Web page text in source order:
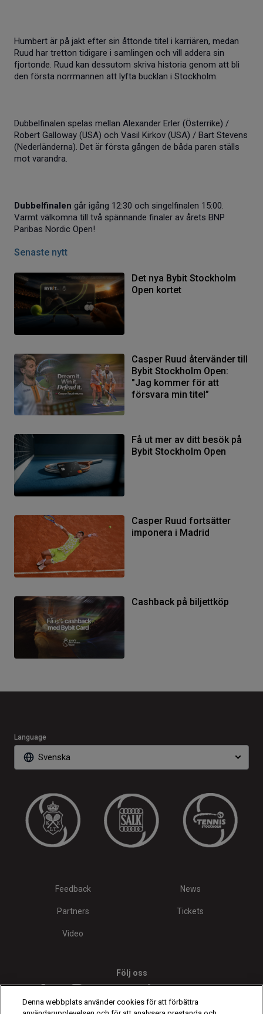
Humbert är på jakt efter sin åttonde titel i karriären, medan
Ruud har tretton tidigare i samlingen och vill addera sin
fjortonde. Ruud kan dessutom skriva historia genom att bli
den första norrmannen att lyfta bucklan i Stockholm.
Dubbelfinalen spelas mellan Alexander Erler (Österrike) /
Robert Galloway (USA) och Vasil Kirkov (USA) / Bart Stevens
(Nederländerna). Det är första gången de båda paren ställs
mot varandra.
Dubbelfinalen går igång 12:30 och singelfinalen 15:00.
Varmt välkomna till två spännande finaler av årets BNP
Paribas Nordic Open!
Senaste nytt
Det nya Bybit Stockholm
Open kortet
Casper Ruud återvänder till
Bybit Stockholm Open:
"Jag kommer för att
försvara min titel”
Få ut mer av ditt besök på
Bybit Stockholm Open
Casper Ruud fortsätter
imponera i Madrid
Cashback på biljettköp
Language
Svenska
Feedback News
Partners Tickets
Video
Följ oss
Denna webbplats använder cookies för att förbättra